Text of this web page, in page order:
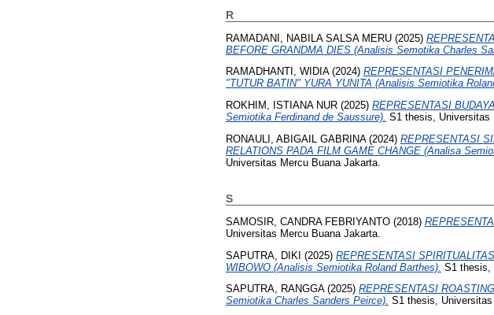
R
RAMADANI, NABILA SALSA MERU (2025)
BEFORE GRANDMA DIES (Analisis Semotika Charles
RAMADHANTI, WIDIA(2024) REPRESENTASI
"TUTUR BATIN" YURA YUNITA (Analisis Semiotika
ROKHIM, ISTIANA NUR (2025) REPRESENTASI
Semiotika Ferdinand de Saussure). S1 thesis, Universitas
RONAULI, ABIGAIL GABRINA(2024) REPRESENTASI
RELATIONS PADA FILM GAME CHANGE (Analisa
Universitas Mercu Buana Jakarta.
S
SAMOSIR, CANDRA FEBRIYANTO (2018)
Universitas Mercu Buana Jakarta.
SAPUTRA, DIKI (2025) REPRESENTASI
WIBOWO (Analisis Semiotika Roland Barthes). S1 thesis,
SAPUTRA, RANGGA(2025) REPRESENTASI
Semiotika Charles Sanders Peirce). S1 thesis,